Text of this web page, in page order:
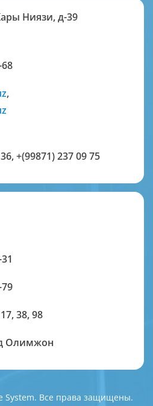
Ниязи, д-39
,
,+(99871) 237 09 75
38, 98
Олимжон
System. Все права защищены.